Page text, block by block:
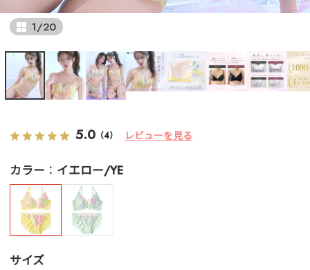
1/20
5.0 （4） レビューを見る
カラー イエロー/YE
サイズ